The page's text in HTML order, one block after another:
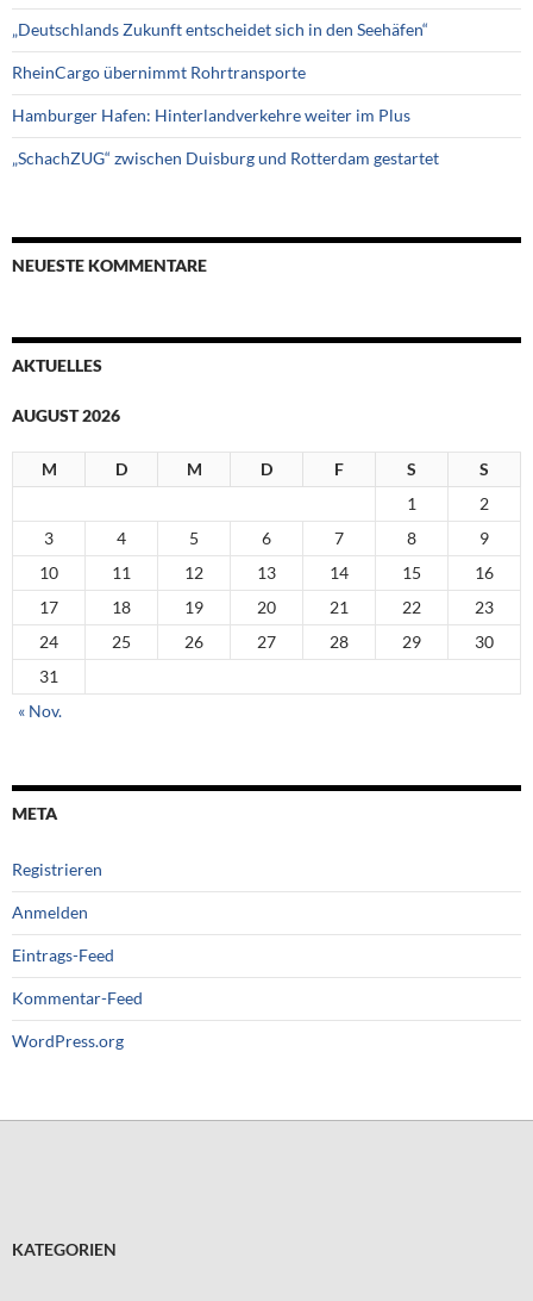
„Deutschlands Zukunft entscheidet sich in den Seehäfen“
RheinCargo übernimmt Rohrtransporte
Hamburger Hafen: Hinterlandverkehre weiter im Plus
„SchachZUG“ zwischen Duisburg und Rotterdam gestartet
NEUESTE KOMMENTARE
AKTUELLES
AUGUST 2026
M D M D F S
S
1
2
3
4 5 6 7 8
9
10
11 12 13 14 15
16
17
18 19 20 21 22
23
24
25 26 27 28 29
30
31
« Nov.
META
Registrieren
Anmelden
Eintrags-Feed
Kommentar-Feed
WordPress.org
KATEGORIEN